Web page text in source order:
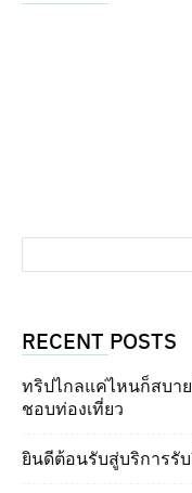
RECENT POSTS
ทริปไกลแค่ไหนก็สบา
ชอบท่องเที่ยว
ยินดีต้อนรับสู่บริการรั